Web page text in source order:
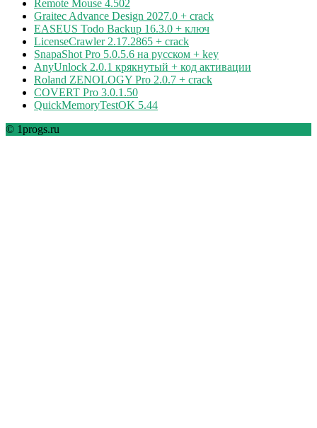
Remote Mouse 4.502
Graitec Advance Design 2027.0 + crack
EASEUS Todo Backup 16.3.0 + ключ
LicenseCrawler 2.17.2865 + crack
SnapaShot Pro 5.0.5.6 на русском + key
AnyUnlock 2.0.1 крякнутый + код активации
Roland ZENOLOGY Pro 2.0.7 + crack
COVERT Pro 3.0.1.50
QuickMemoryTestOK 5.44
© 1progs.ru